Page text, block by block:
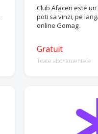
Club Afaceri este
poti sa vinzi, pe
online Gomag.
Gratuit
Toate abonamentele